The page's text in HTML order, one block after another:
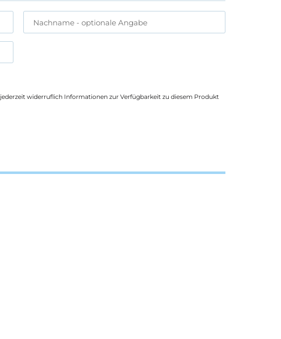
Nachname- optionale Angabe
jederzeit widerruflich Informationen zur Verfügbarkeit zu diesem Produkt